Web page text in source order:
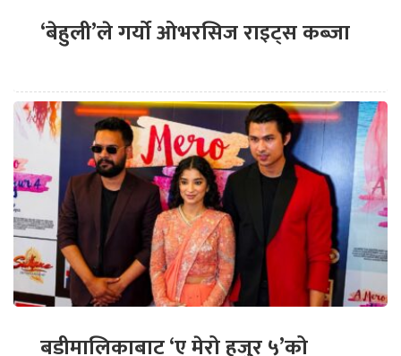
‘बेहुली’ले गर्यो ओभरसिज राइट्स कब्जा
बडीमालिकाबाट ‘ए मेरो हजुर ५’को